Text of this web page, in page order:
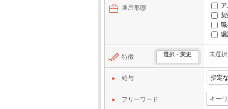
雇用形態
契
職
嘱
特徴 選択・変更 未選択
給与
フリーワード